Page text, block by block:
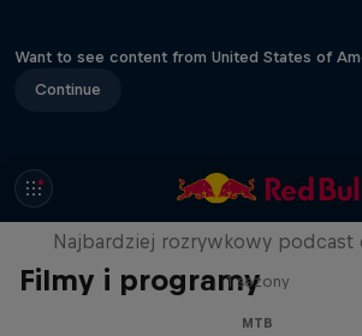
Want to see content from United States of
Continue
Filmy i programy
Just Ride
Najbardziej rozrywkowy podcast
1 sezony
MTB